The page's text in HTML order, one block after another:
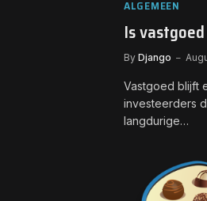
ALGEMEEN
Is
By Django
Vastgoed blijft
investeerders
langdurige…